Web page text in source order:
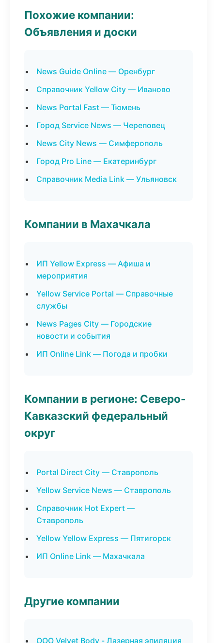
Похожие компании:
Объявления и доски
News Guide Online — Оренбург
Справочник Yellow City — Иваново
News Portal Fast — Тюмень
Город Service News — Череповец
News City News — Симферополь
Город Pro Line — Екатеринбург
Справочник Media Link — Ульяновск
Компании в Махачкала
ИП Yellow Express — Афиша и
мероприятия
Yellow Service Portal — Справочные
службы
News Pages City — Городские
новости и события
ИП Online Link — Погода и пробки
Компании в регионе: Северо-
Кавказский федеральный
округ
Portal Direct City — Ставрополь
Yellow Service News — Ставрополь
Справочник Hot Expert —
Ставрополь
Yellow Yellow Express — Пятигорск
ИП Online Link — Махачкала
Другие компании
ООО Velvet Body - Лазерная эпиляция